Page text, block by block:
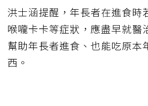
洪士涵提醒，年長者在進食時
喉嚨卡卡等症狀，應盡早就醫
幫助年長者進食、也能吃原本
西。